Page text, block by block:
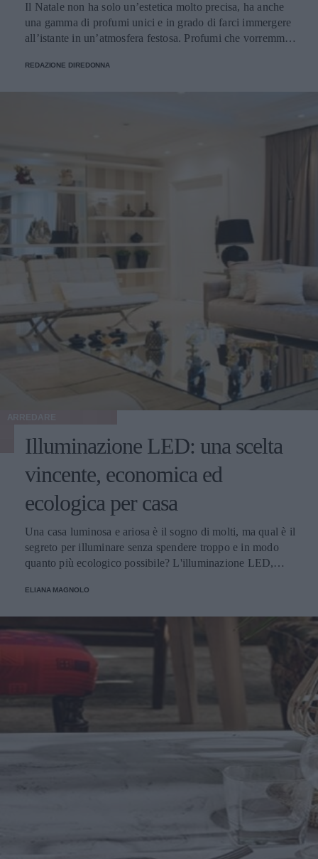
Il Natale non ha solo un’estetica molto precisa, ha anche
una gamma di profumi unici e in grado di farci immergere
all’istante in un’atmosfera festosa. Profumi che vorremmo
REDAZIONE DIREDONNA
Illuminazione LED: una scelta
vincente, economica ed
ecologica per casa
Una casa luminosa e ariosa è il sogno di molti, ma qual è il
segreto per illuminare senza spendere troppo e in modo
quanto più ecologico possibile? L'illuminazione LED,
del LED.
ELIANA MAGNOLO